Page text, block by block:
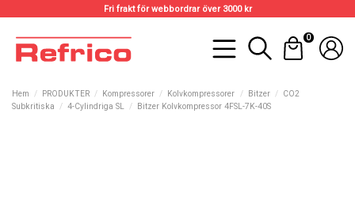
Fri frakt för webbordrar över 3000 kr
0
Hem PRODUKTER Kompressorer Kolvkompressorer Bitzer
CO2
Subkritiska
4-Cylindriga SL Bitzer Kolvkompressor 4FSL-7K-40S